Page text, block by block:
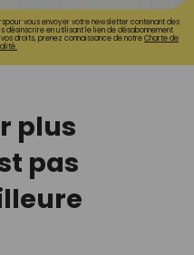
vous envoyer votre newsletter contenant des
en utilisant le lien de désabonnement
droits, prenez connaissance de notreCharte de
plus
pas